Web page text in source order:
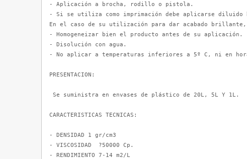
- Aplicación a brocha, rodillo o pistola.
- Si se utiliza como imprimación debe aplicarse diluido
En el caso de su utilización para dar acabado
- Homogeneizar bien el producto antes de su aplicación.
- Disolución con agua.
- No aplicar a temperaturas inferiores a 5º C, ni en
PRESENTACION:
Se suministra en envases de plástico de 20L, 5L Y 1L.
CARACTERISTICAS TECNICAS:
- DENSIDAD 1 gr/cm3
- VISCOSIDAD  ?50000 Cp.
- RENDIMIENTO 7-14 m2/L